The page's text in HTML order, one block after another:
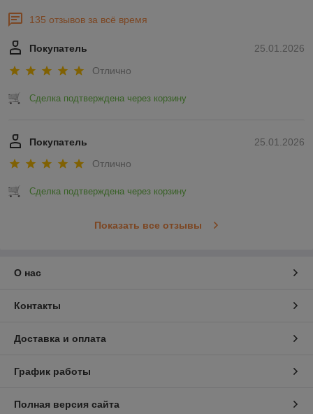
135 отзывов за всё время
25.01.2026
Покупатель
Отлично
Сделка подтверждена через корзину
25.01.2026
Покупатель
Отлично
Сделка подтверждена через корзину
Показать все отзывы
О нас
Контакты
Доставка и оплата
График работы
Полная версия сайта